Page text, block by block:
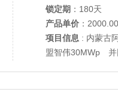
锁定期 ：180天
产品单价 ：
项目信息 : 内蒙古
盟智伟30MWp 并